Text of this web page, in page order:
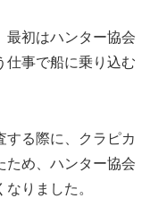
最初はハンター協会
仕事で船に乗り込む
する際に、クラピカ
ため、ハンター協会
りました。